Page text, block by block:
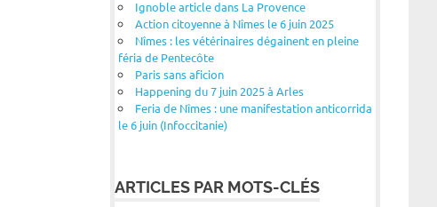
Ignoble article dans La Provence
Action citoyenne à Nîmes le 6 juin 2025
Nîmes : les vétérinaires dégainent en pleine
féria de Pentecôte
Paris sans aficion
Happening du 7 juin 2025 à Arles
Feria de Nîmes : une manifestation anticorrida
le 6 juin (Infoccitanie)
ARTICLES PAR MOTS-CLÉS